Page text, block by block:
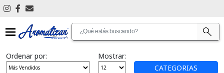
Ordenar por:
Mostrar:
CATEGORIAS
Ver Todos
Antimosquitos